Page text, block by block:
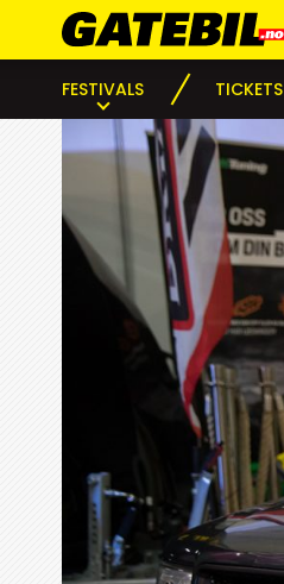
FESTIVALS TICKETS